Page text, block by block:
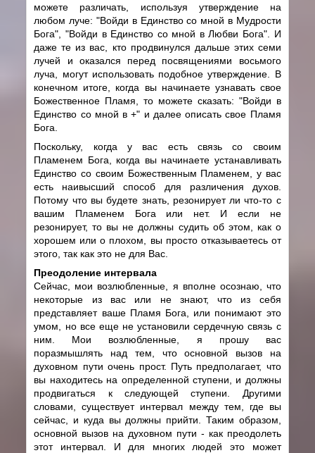
можете различать, используя утверждение на
любом луче: "Войди в Единство со мной в Мудрости
Бога", "Войди в Единство со мной в Любви Бога". И
даже те из вас, кто продвинулся дальше этих семи
лучей и оказался перед посвящениями восьмого
луча, могут использовать подобное утверждение. В
конечном итоге, когда вы начинаете узнавать свое
Божественное Пламя, то можете сказать: "Войди в
Единство со мной в +" и далее описать свое Пламя
Бога.
Поскольку, когда у вас есть связь со своим
Пламенем Бога, когда вы начинаете устанавливать
Единство со своим Божественным Пламенем, у вас
есть наивысший способ для различения духов.
Потому что вы будете знать, резонирует ли что-то с
вашим Пламенем Бога или нет. И если не
резонирует, то вы не должны судить об этом, как о
хорошем или о плохом, вы просто отказываетесь от
этого, так как это не для Вас.
Преодоление интервала
Сейчас, мои возлюбленные, я вполне осознаю, что
некоторые из вас или не знают, что из себя
представляет ваше Пламя Бога, или понимают это
умом, но все еще не установили сердечную связь с
ним. Мои возлюбленные, я прошу вас
поразмышлять над тем, что основной вызов на
духовном пути очень прост. Путь предполагает, что
вы находитесь на определенной ступени, и должны
продвигаться к следующей ступени. Другими
словами, существует интервал между тем, где вы
сейчас, и куда вы должны прийти. Таким образом,
основной вызов на духовном пути - как преодолеть
этот интервал. И для многих людей это может